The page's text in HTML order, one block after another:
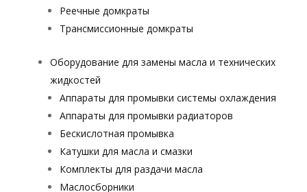
Реечные домкраты
Трансмиссионные домкраты
Оборудование для замены масла и технических
жидкостей
Аппараты для промывки системы охлаждения
Аппараты для промывки радиаторов
Бескислотная промывка
Катушки для масла и смазки
Комплекты для раздачи масла
Маслосборники